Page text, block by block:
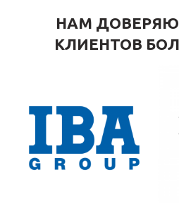
НАМ
КЛИЕНТОВ